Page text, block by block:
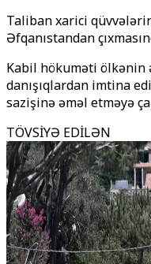
Taliban xarici
Əfqanıstandan
Kabil hökuməti ölkənin
danışıqlardan imtina
sazişinə əməl etməyə
TÖVSİYƏ EDİLƏN